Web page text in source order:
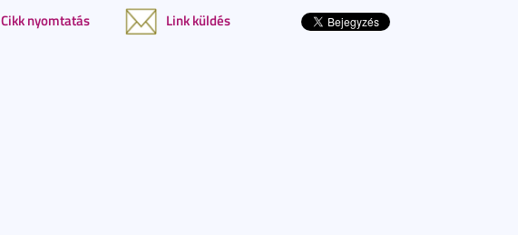
Cikk nyomtatás Link küldés